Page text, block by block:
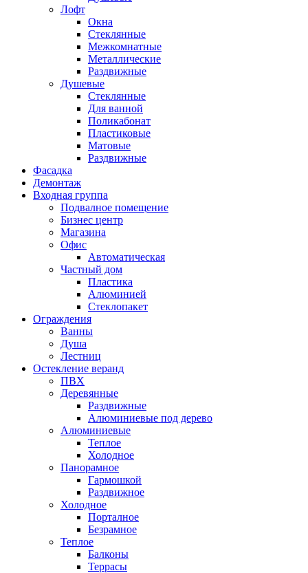
Лофт
Окна
Стеклянные
Межкомнатные
Металлические
Раздвижные
Душевые
Стеклянные
Для ванной
Поликабонат
Пластиковые
Матовые
Раздвижные
Фасадка
Демонтаж
Входная группа
Подвалное помещение
Бизнес центр
Магазина
Офис
Автоматическая
Частный дом
Пластика
Алюминией
Стеклопакет
Ограждения
Ванны
Душа
Лестниц
Остекление веранд
ПВХ
Деревянные
Раздвижные
Алюминиевые под дерево
Алюминиевые
Теплое
Холодное
Панорамное
Гармошкой
Раздвижное
Холодное
Порталное
Безрамное
Теплое
Балконы
Террасы